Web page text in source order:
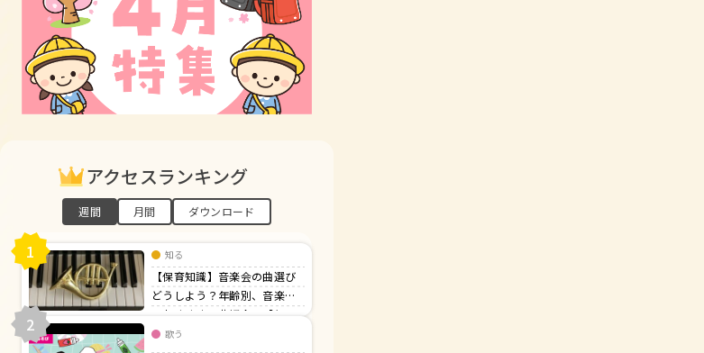
アクセスランキング
週間 月間 ダウンロード
1 知る
【保育知識】音楽会の曲選び
どうしよう？年齢別、音楽会
でおすすめの曲紹介！【行
事】
2 歌う